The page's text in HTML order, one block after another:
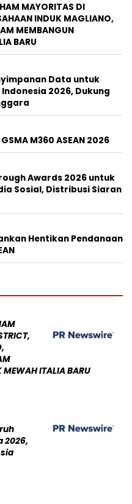
MAYORITAS DI
INDUK MAGLIANO,
MEMBANGUN
BARU
Data untuk
2026, Dukung
M360 ASEAN 2026
Awards 2026 untuk
Sosial, Distribusi Siaran
Hentikan Pendanaan
MEWAH ITALIA BARU
2026,